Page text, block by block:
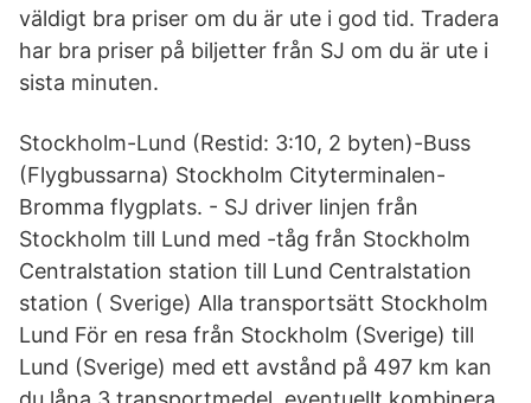
väldigt bra priser om du är ute i god tid. Tradera
har bra priser på biljetter från SJ om du är ute i
sista minuten.
Stockholm-Lund (Restid: 3:10, 2 byten)-Buss
(Flygbussarna) Stockholm Cityterminalen-
Bromma flygplats. - SJ driver linjen från
Stockholm till Lund med -tåg från Stockholm
Centralstation station till Lund Centralstation
station ( Sverige) Alla transportsätt Stockholm
Lund För en resa från Stockholm (Sverige) till
Lund (Sverige) med ett avstånd på 497 km kan